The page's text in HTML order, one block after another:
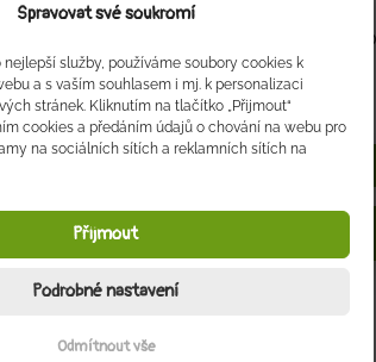
Spravovat své soukromí
služby, používáme soubory cookies k
a s vaším souhlasem i mj. k personalizaci
stránek. Kliknutím na tlačítko „Přijmout“
cookies a předáním údajů o chování na webu pro
na sociálních sítích a reklamních sítích na
Přijmout
Odmítnout vše
Podrobné nastavení
camp for kids on school autumn
of participation 1 – 4 days.
+420 606 769 090
nám a sdílejte naší akci